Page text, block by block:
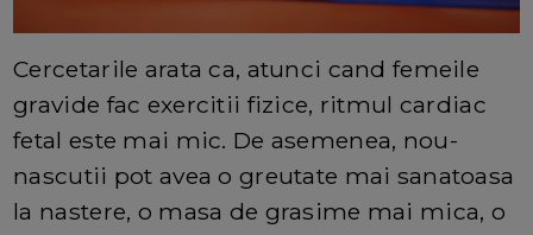
Cercetarile arata ca, atunci cand femeile
gravide fac exercitii fizice, ritmul cardiac
fetal este mai mic. De asemenea, nou-
nascutii pot avea o greutate mai sanatoasa
la nastere, o masa de grasime mai mica, o